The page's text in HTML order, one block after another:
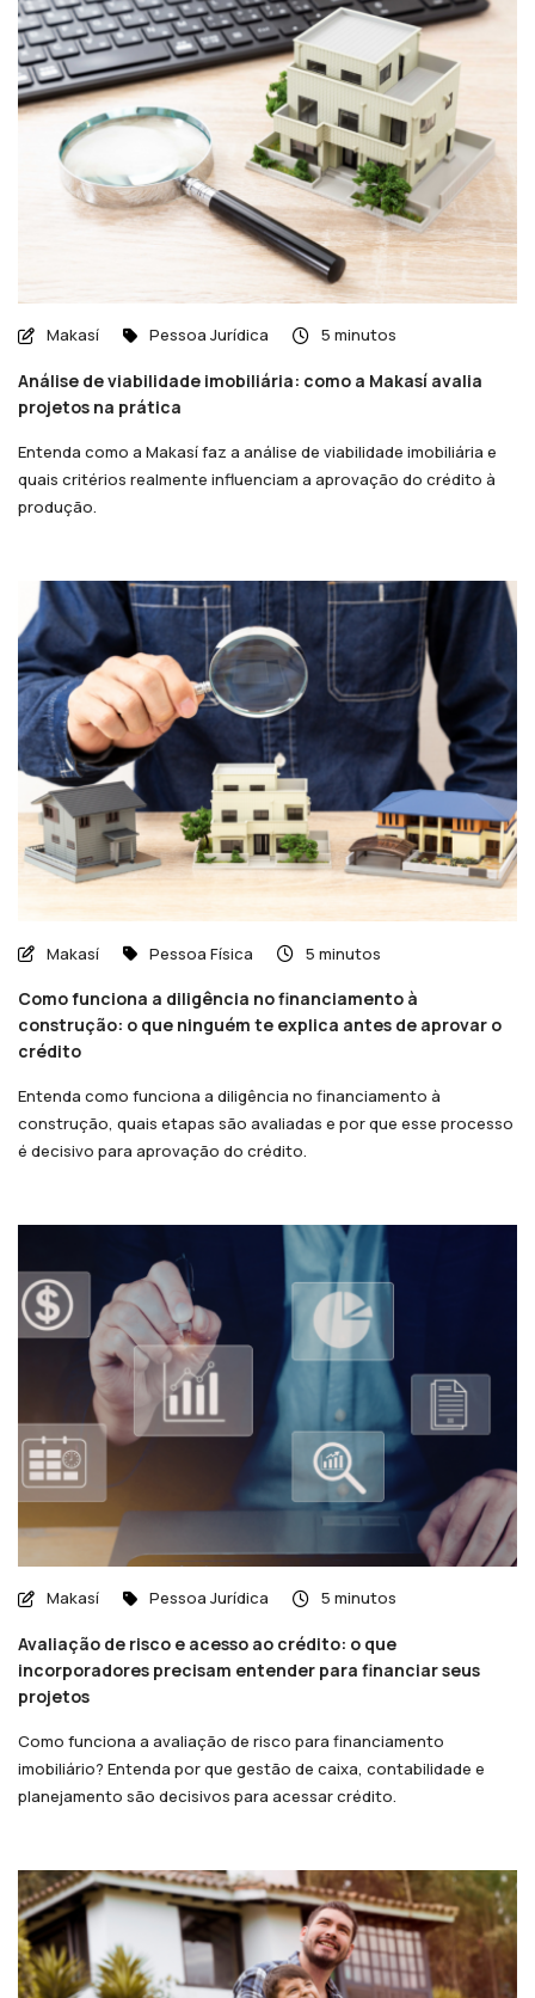
Makasí Pessoa Jurídica 5 minutos
Análise de viabilidade imobiliária: como a Makasí avalia
projetos na prática
Entenda como a Makasí faz a análise de viabilidade imobiliária e
quais critérios realmente influenciam a aprovação do crédito à
produção.
Makasí Pessoa Física 5 minutos
Como funciona a diligência no financiamento à
construção: o que ninguém te explica antes de aprovar o
crédito
Entenda como funciona a diligência no financiamento à
construção, quais etapas são avaliadas e por que esse processo
é decisivo para aprovação do crédito.
Makasí Pessoa Jurídica 5 minutos
Avaliação de risco e acesso ao crédito: o que
incorporadores precisam entender para financiar seus
projetos
Como funciona a avaliação de risco para financiamento
imobiliário? Entenda por que gestão de caixa, contabilidade e
planejamento são decisivos para acessar crédito.